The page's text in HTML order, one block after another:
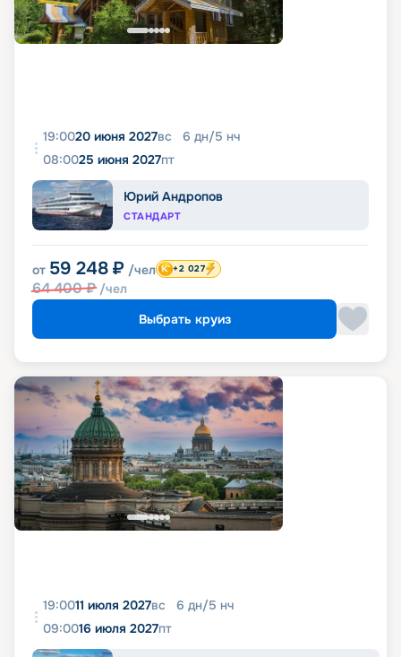
19:0020 июня 2027вс 6 дн/5 нч
08:0025 июня 2027пт
Юрий Андропов
СТАНДАРТ
от 59 248 ₽ /чел
64 400₽ /чел
+2 027
Выбрать круиз
19:0011 июля 2027вс 6 дн/5 нч
09:0016 июля 2027пт